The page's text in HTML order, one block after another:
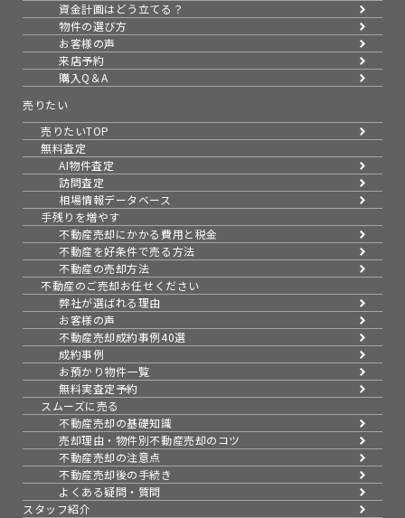
資金計画はどう立てる？
物件の選び方
お客様の声
来店予約
購入Q＆A
売りたい
売りたいTOP
無料査定
AI物件査定
訪問査定
相場情報データベース
手残りを増やす
不動産売却にかかる費用と税金
不動産を好条件で売る方法
不動産の売却方法
不動産のご売却お任せください
弊社が選ばれる理由
お客様の声
不動産売却成約事例40選
成約事例
お預かり物件一覧
無料実査定予約
スムーズに売る
不動産売却の基礎知識
売却理由・物件別不動産売却のコツ
不動産売却の注意点
不動産売却後の手続き
よくある疑問・質問
スタッフ紹介